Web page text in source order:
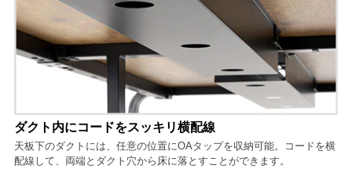
ダクト内にコードをスッキリ横配線
天板下のダクトには、任意の位置にOAタップを収納可能。コードを横
配線して、両端とダクト穴から床に落とすことができます。